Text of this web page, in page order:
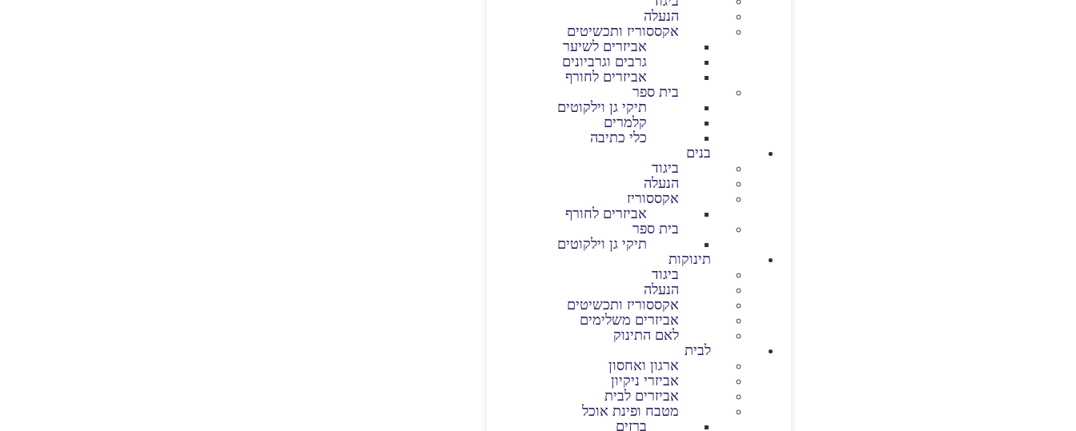
הנעלה
אקססוריז ותכשיטים
אביזרים לשיער
גרבים וגרביונים
אביזרים לחורף
בית ספר
תיקי גן וילקוטים
קלמרים
כלי כתיבה
בנים
ביגוד
הנעלה
אקססוריז
אביזרים לחורף
בית ספר
תיקי גן וילקוטים
תינוקות
ביגוד
הנעלה
אקססוריז ותכשיטים
אביזרים משלימים
לאם התינוק
לבית
ארגון ואחסון
אביזרי ניקיון
אביזרים לבית
מטבח ופינת אוכל
ברזים